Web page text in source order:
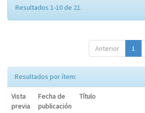
Resultados 1-10 de 21.
Anterior 1
Resultados por ítem:
Vista
previa
Fecha de
publicación
Título